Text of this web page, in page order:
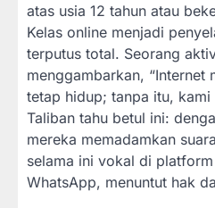
atas usia 12 tahun atau
Kelas online menjadi
terputus total. Seorang
menggambarkan, “Internet
tetap hidup; tanpa itu, kami
Taliban tahu betul ini:
mereka memadamkan
selama ini vokal di
WhatsApp, menuntut hak